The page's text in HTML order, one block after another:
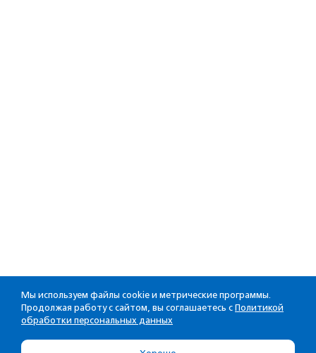
Мы используем файлы cookie и метрические программы.
Продолжая работу с сайтом, вы соглашаетесь с Политикой
обработки персональных данных